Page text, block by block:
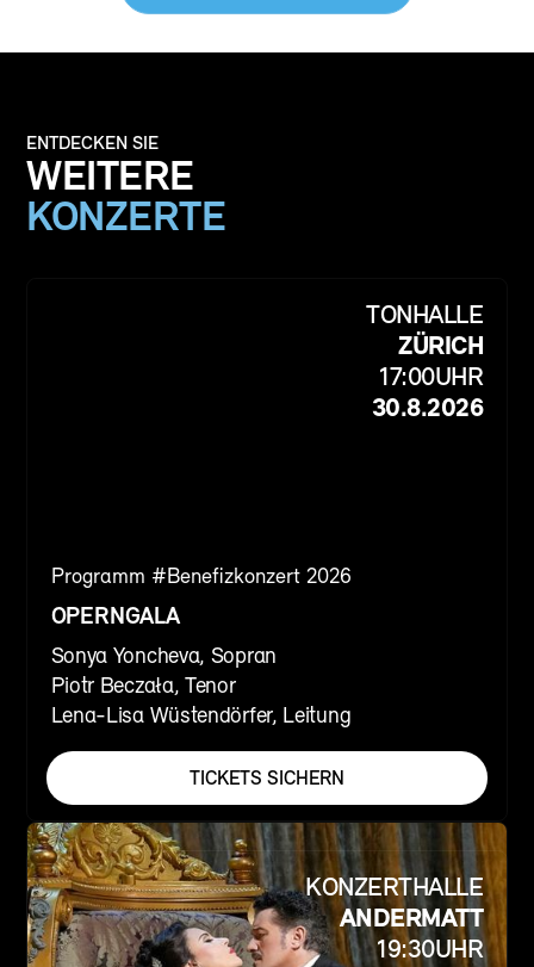
ENTDECKEN SIE
WEITERE
KONZERTE
TONHALLE
ZÜRICH
17:00UHR
30.8.2026
Programm #Benefizkonzert 2026
OPERNGALA
Sonya Yoncheva, Sopran
Piotr Beczała, Tenor
Lena-Lisa Wüstendörfer, Leitung
TICKETS SICHERN
KONZERTHALLE
ANDERMATT
19:30UHR